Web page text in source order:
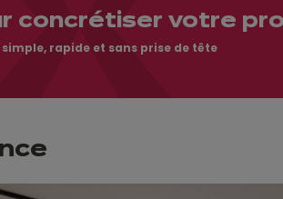
concrétiser votre
rapide et sans prise de tête